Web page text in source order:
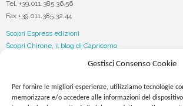
Gestisci Consenso Cookie
Per fornire le migliori esperienze, utilizziamo tecnologie
memorizzare e/o accedere alle informazioni del
Tel. +39.011.385.36.56
Fax +39.011.385.32.44
Scopri Espress edizioni
Scopri Chirone, il blog di Capricorno
Seguici su…